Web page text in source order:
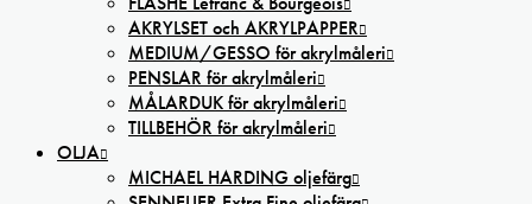
AKRYLSET och AKRYLPAPPER
MEDIUM/GESSO för akrylmåleri
PENSLAR för akrylmåleri
MÅLARDUK för akrylmåleri
TILLBEHÖR för akrylmåleri
OLJA
MICHAEL HARDING oljefärg